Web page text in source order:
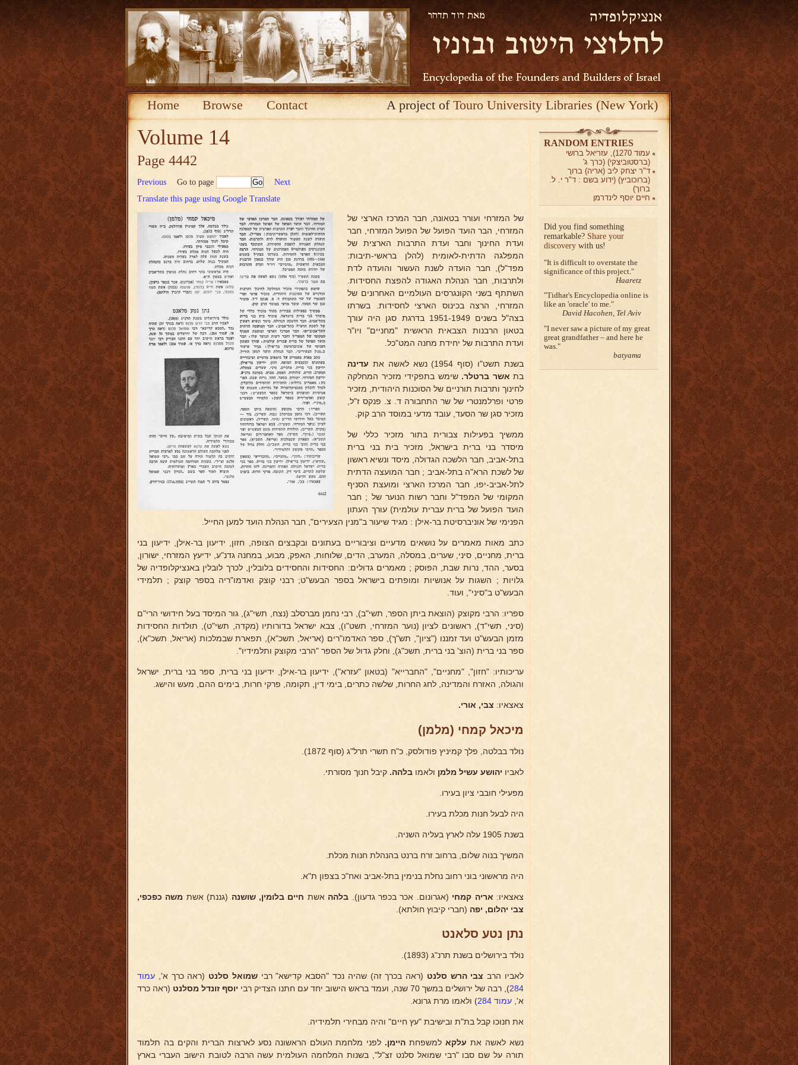
Home Browse Contact A project ofTouro University Libraries (New York)
Volume 14
Page 4442
Previous Go to page
Next
Translate this page using Google Translate
של המזרחי ועורר בטאונה, חבר המרכז הארצי של
המזרחי, הבר הועד הפועל של הפועל המזרחי, חבר
ועדת החינוך וחבר ועדת התרבות הארצית של
המפלגה הדתית-לאומית (להלן בראשי-תיבות:
מפד"ל), חבר הועדה לשנת העשור והועדה לדת
ולתרבות, חבר הנהלת האגודה להפצת החסידות.
השתתף בשני הקונגרסים העולמיים האחרונים של
המזרחי, הרצה בכינוס הארצי לחסידות. בשרתו
בצה"ל בשנים 1951-1949 בדרגת סגן היה עורך
בטאון הרבנות הצבאית הראשית "מחניים" ויו"ר
ועדת התרבות של יחידת מחנה המט"כל.
בשנת תשט"ו (סוף 1954) נשא לאשה את
עדינה
בת אשר ברטלר. שימש בתפקידי מזכיר המחלקה
לחינוך ותרבות תורניים של הסוכנות היהודית, מזכיר
פרטי ופרלמנטרי של שר התחבורה ד. צ. פנקס ז"ל,
מזכיר סגן שר הסעד, עובד מדעי במוסד הרב קוק.
ממשיך בפעילות צבורית בתור מזכיר כללי של
מיסדר בני ברית בישראל, מזכיר בית בני ברית
בתל-אביב, חבר הלשכה הגדולה, מיסד ונשיא ראשון
של לשכת הרא"ה בתל-אביב ; חבר המועצה הדתית
לתל-אביב-יפו, חבר המרכז הארצי ומועצת הסניף
המקומי של המפד"ל וחבר רשות הנוער של ; חבר
הועד הפועל של ברית עברית עולמית) עורך העתון
הפנימי של אוניברסיטת בר-אילן : מגיד שיעור ב"מנין הצעירים", חבר הנהלת הועד למען החייל.
כתב מאות מאמרים על נושאים מדעיים וציבוריים בעתונים ובקבצים הצופה, חזון, ידיעון בר-אילן, ידיעון בני
ברית, מחניים, סיני, שערים, במסלה, המערב, הדים, שלוחות, האפק, מבוע, במחנה גדנ"ע, ידיעץ המזרחי, ישורון,
בסער, ההד, נרות שבת, הפוסק ; מאמרים גדולים: החסידות והחסידים בלובלין, לכרך לובלין באנציקלופדיה של
גלויות ; השגות על אנושיות ומופתים בישראל בספר הבעש"ט; רבני קוצק ואדמו"ריה בספר קוצק ; תלמידי
הבעש"ט ב"סיני", ועוד.
ספריו: הרבי מקוצק (הוצאת ביתן הספר, תשי"ב), רבי נחמן מברסלב (נצח, תשי"ג), גור המיסד בעל חידושי הרי"ם
(סיני, תשי"ד), ראשונים לציון (נוער המזרחי, תשט"ו), צבא ישראל בדורותיו (מקדה, תשי"ט), תולדות החסידות
מזמן הבעש"ט ועד זמננו ("ציון", תש"ך), ספר האדמו"רים (אריאל, תשכ"א), תפארת שבמלכות (אריאל, תשכ"א),
ספר בני ברית (הוצ' בני ברית, תשכ"ג), וחלק גדול של הספר "הרבי מקוצק ותלמידיו".
עריכותיו: "חזון", "מחניים", "החברייא" (בטאון "עזרא"), ידיעון בר-אילן, ידיעון בני ברית, ספר בני ברית, ישראל
והגולה, האזרח והמדינה, לחג החרות, שלשה כתרים, בימי דין, תקומה, פרקי חרות, בימים ההם, מעש והישג.
צאצאיו: צבי, אורי.
מיכאל קמחי (מלמן)
נולד בבלטה, פלך קמיניץ פודולסק, כ"ח תשרי תרל"ג (סוף 1872).
לאביו יהושע עשיל מלמן ולאמו בלהה. קיבל חנוך מסורתי.
מפעילי חובבי ציון בעירו.
היה לבעל חנות מכלת בעירו.
בשנת 1905 עלה לארץ בעליה השניה.
המשיך בנוה שלום, ברחוב זרח ברנט בהנהלת חנות מכלת.
היה מראשוני בוני רחוב נחלת בנימין בתל-אביב ואח"כ בצפון ת"א.
צאצאיו: אריה קמחי (אגרונום. אכר בכפר גדעון). בלהה אשת חיים בלומין, שושנה (גננת) אשת משה כפכפי,
צבי יהלום, יפה (חברי קיבוץ חולתא).
נתן נטע סלאנט
נולד בירושלים בשנת תרנ"ג (1893).
לאביו הרבצבי הרש סלנט (ראה בכרך זה) שהיה נכד "הסבא קדישא" רבישמואל סלנט (ראה כרך א', עמוד
284), רבה של ירושלים במשך 70 שנה, ועמד בראש הישוב יחד עם חתנו הצדיק רבי יוסף זונדל מסלנט (ראה כרד
א', עמוד 284 ) ולאמו מרת גרונא.
את חנוכו קבל בת"ת ובישיבת "עץ חיים" והיה מבחירי תלמידיה.
נשא לאשה אתעלקא למשפחת היימן. לפני מלחמת העולם הראשונה נסע לארצות הברית והקים בה תלמוד
תורה על שם סבו "רבי שמואל סלנט זצ"ל", בשנות המלחמה העולמית עשה הרבה לטובת הישוב העברי בארץ
RANDOM ENTRIES
עמוד 1270), עזריאל ברושי
(ברסטוביצקי) (כרך ג'
ד"ר יצחק ליב (אריה) ברוך
(ברוכוביץ) (ידוע בשם : ד"ר י. ל.
ברוך)
חיים יוסף לינדרמן
Did you find something
remarkable? Share your
discovery with us!
It is difficult to overstate the
significance of this project.
Haaretz
Tidhar's Encyclopedia online is
like an 'oracle' to me.
David Hacohen, Tel Aviv
I never saw a picture of my great
great grandfather – and here he
was.
batyama